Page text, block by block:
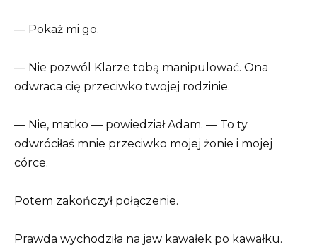
— Pokaż mi go.
— Nie pozwól Klarze tobą manipulować. Ona
odwraca cię przeciwko twojej rodzinie.
— Nie, matko — powiedział Adam. — To ty
odwróciłaś mnie przeciwko mojej żonie i mojej
córce.
Potem zakończył połączenie.
Prawda wychodziła na jaw kawałek po kawałku.